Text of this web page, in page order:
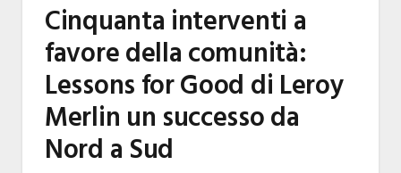
Cinquanta interventi a
favore della comunità:
Lessons for Good di Leroy
Merlin un successo da
Nord a Sud